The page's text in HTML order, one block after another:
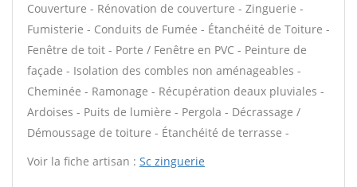
Couverture - Rénovation de couverture - Zinguerie -
Fumisterie - Conduits de Fumée - Étanchéité de Toiture -
Fenêtre de toit - Porte / Fenêtre en PVC - Peinture de
façade - Isolation des combles non aménageables -
Cheminée - Ramonage - Récupération deaux pluviales -
Ardoises - Puits de lumière - Pergola - Décrassage /
Démoussage de toiture - Étanchéité de terrasse -
Voir la fiche artisan : Sc zinguerie